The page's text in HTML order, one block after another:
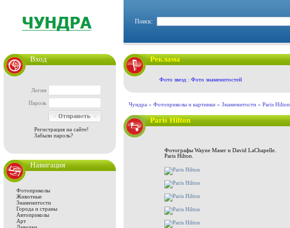
Поиск:
Вход
Логин
Пароль
Регистрация на сайте!
Забыли пароль?
Навигация
Фотоприколы
Животные
Знаменитости
Города и страны
Автоприколы
Арт
Реклама
Фото звезд : Фото знаменитостей
Чундра » Фотоприколы и картинки » Знаменитости » Paris Hilton
Paris Hilton
Фотографы Wayne Maser и David LaChapelle.
Paris Hilton.